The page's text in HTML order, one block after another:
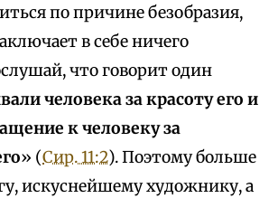
по причине безобразия,
в себе ничего
что говорит один
человека за красоту его и
к человеку за
» (Сир. 11:2). Поэтому больше
искуснейшему художнику, а